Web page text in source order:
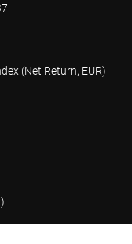
(Net Return, EUR)
)